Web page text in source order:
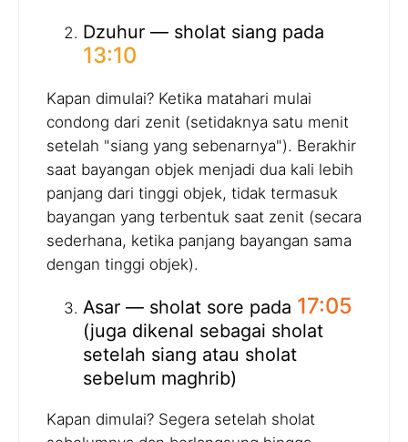
Dzuhur — sholat siang pada
13:10
Kapan dimulai? Ketika matahari mulai
condong dari zenit (setidaknya satu menit
setelah "siang yang sebenarnya"). Berakhir
saat bayangan objek menjadi dua kali lebih
panjang dari tinggi objek, tidak termasuk
bayangan yang terbentuk saat zenit (secara
sederhana, ketika panjang bayangan sama
dengan tinggi objek).
Asar — sholat sore pada 17:05
(juga dikenal sebagai sholat
setelah siang atau sholat
sebelum maghrib)
Kapan dimulai? Segera setelah sholat